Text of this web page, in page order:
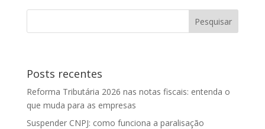
Posts recentes
Reforma Tributária 2026 nas notas fiscais: entenda o
que muda para as empresas
Suspender CNPJ: como funciona a paralisação